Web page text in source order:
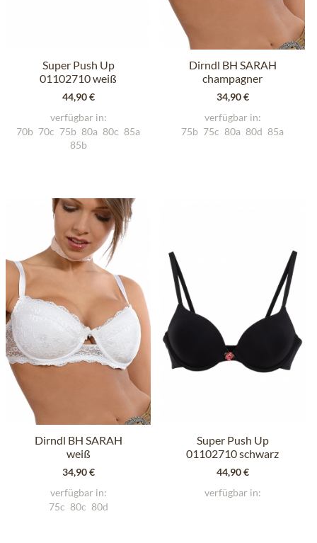
Super Push Up
01102710 weiß
44,90 €
verfügbar in:
70b 70c 75b 80a 80c 85a
85b
Dirndl BH SARAH
champagner
34,90 €
verfügbar in:
75b 75c 80a 80d 85a
Dirndl BH SARAH
weiß
34,90 €
verfügbar in:
75c 80c 80d
Super Push Up
01102710 schwarz
44,90 €
verfügbar in: